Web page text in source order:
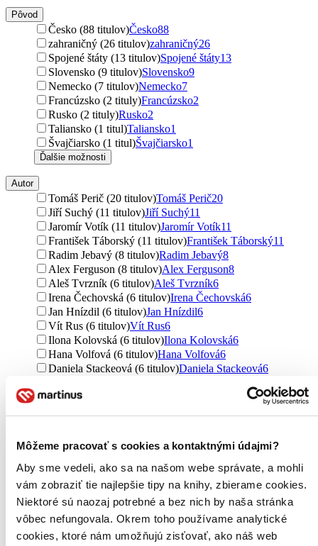
Môžeme pracovať s cookies a kontaktnými údajmi?
Aby sme vedeli, ako sa na našom webe správate, a mohli
vám zobraziť tie najlepšie tipy na knihy, zbierame cookies.
Niektoré sú naozaj potrebné a bez nich by naša stránka
vôbec nefungovala. Okrem toho používame analytické
cookies, ktoré nám umožňujú zisťovať, ako náš web
Pôvod
Česko (88 titulov)Česko88
zahraničný (26 titulov)zahraničný26
Spojené štáty (13 titulov)Spojené štáty13
Slovensko (9 titulov)Slovensko9
Nemecko (7 titulov)Nemecko7
Francúzsko (2 tituly)Francúzsko2
Rusko (2 tituly)Rusko2
Taliansko (1 titul)Taliansko1
Švajčiarsko (1 titul)Švajčiarsko1
Ďalšie možnosti
Autor
Tomáš Perič (20 titulov)Tomáš Perič20
Jiří Suchý (11 titulov)Jiří Suchý11
Jaromír Votík (11 titulov)Jaromír Votík11
František Táborský (11 titulov)František Táborský11
Radim Jebavý (8 titulov)Radim Jebavý8
Alex Ferguson (8 titulov)Alex Ferguson8
Aleš Tvrzník (6 titulov)Aleš Tvrzník6
Irena Čechovská (6 titulov)Irena Čechovská6
Jan Hnízdil (6 titulov)Jan Hnízdil6
Vít Rus (6 titulov)Vít Rus6
Ilona Kolovská (6 titulov)Ilona Kolovská6
Hana Volfová (6 titulov)Hana Volfová6
Daniela Stackeová (6 titulov)Daniela Stackeová6
Michael Moritz (6 titulov)
Marie Skopová (5 titulov)
Marie Skopová 5
Jaroslav Buchtel (5 titulov)Jaroslav Buchtel5
Dalibor Pastucha (5 titulov)Dalibor Pastucha5
Zdenko Reguli (4 tituly)Zdenko Reguli4
Miloš Škorpil (4 tituly)
Miloš Škorpil
4
Jaroslav Pilný (4 tituly)
4
Jim Stoppani (4 tituly)Jim Stoppani4
Josef Dovalil (4 tituly)Josef Dovalil4